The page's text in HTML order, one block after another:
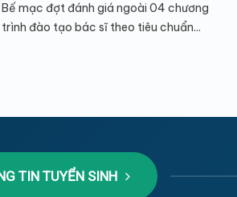
Bế mạc đợt đánh giá ngoài 04 chương
trình đào tạo bác sĩ theo tiêu chuẩn...
TIN TUYỂN SINH